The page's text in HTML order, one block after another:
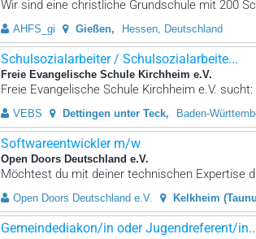
Wir sind eine christliche Grundschule mit 200
AHFS_gi Gießen Hessen, Deutschland
Schulsozialarbeiter / Schulsozialarbeite...
Freie Evangelische Schule Kirchheim e.V.
Freie Evangelische Schule Kirchheim e.V.
VEBS Dettingen unter Teck Baden-
Softwareentwickler m/w
Open Doors Deutschland e.V.
Möchtest du mit deiner technischen Expertise
Open Doors Deutschland e.V. Kelkheim
Gemeindediakon/in oder Jugendreferent/